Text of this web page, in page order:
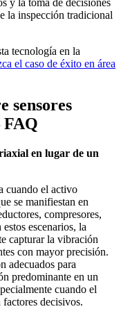
la inspección tradicional
tecnología en la
el caso de éxito en área
sensores
FAQ
en lugar de un
cuando el activo
se manifiestan en
compresores,
escenarios, la
capturar la vibración
con mayor precisión.
adecuados para
predominante en un
cuando el
decisivos.